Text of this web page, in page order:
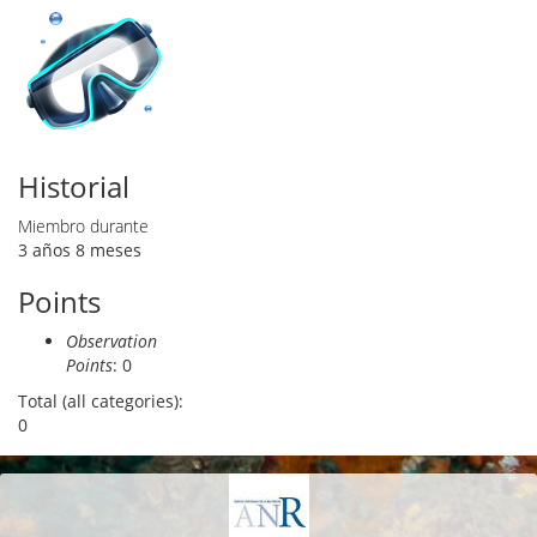
Historial
Miembro durante
3 años 8 meses
Points
Observation
Points: 0
Total (all categories):
0